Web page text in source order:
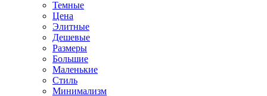
Темные
Цена
Элитные
Дешевые
Размеры
Большие
Маленькие
Стиль
Минимализм